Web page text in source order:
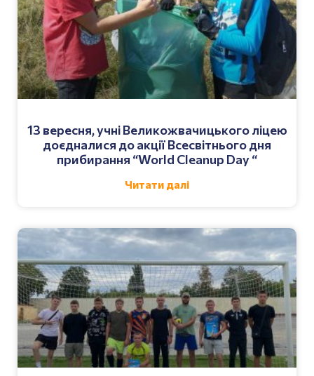
13 вересня, учні Великожвачицького ліцею
доєдналися до акції Всесвітнього дня
прибирання “World Cleanup Day “
Читати далі